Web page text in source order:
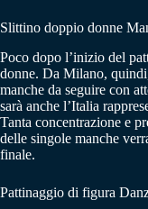
Slittino doppio donne
Poco dopo l’inizio del
donne. Da Milano,
manche da seguire con
sarà anche l’Italia
Tanta concentrazione e
delle singole manche
finale.
Pattinaggio di figura